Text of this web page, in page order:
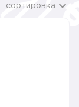
сортировка